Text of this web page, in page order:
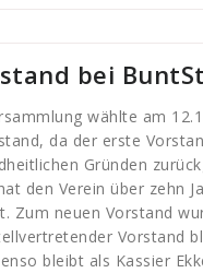
bei
wählte am
da der erste
Gründen
den Verein über zehn
Zum neuen Vorstand
Vorstand
bleibt als Kassier